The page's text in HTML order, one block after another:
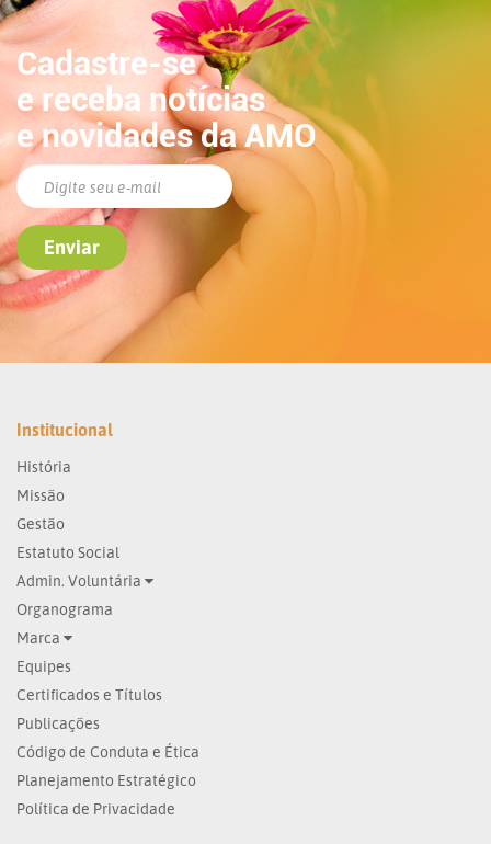
Cadastre-se
e receba notícias
e novidades da AMO
Institucional
História
Missão
Gestão
Estatuto Social
Admin. Voluntária
Organograma
Marca
Equipes
Certificados e Títulos
Publicações
Código de Conduta e Ética
Planejamento Estratégico
Política de Privacidade